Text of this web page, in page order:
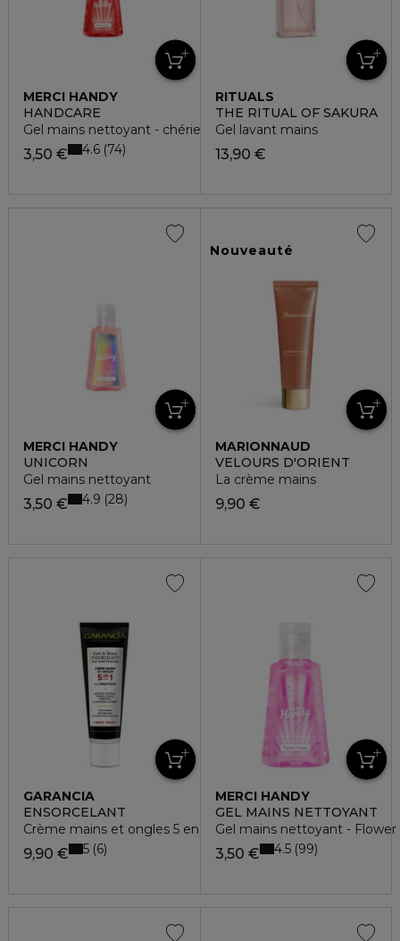
MERCI HANDY
HANDCARE
Gel mains nettoyant - chérie cherry
3,50 € 4.6 74
RITUALS
THE RITUAL OF SAKURA
Gel lavant mains
13,90 €
MERCI HANDY
UNICORN
Gel mains nettoyant
3,50 € 4.9 28
Nouveauté
MARIONNAUD
VELOURS D'ORIENT
La crème mains
9,90 €
GARANCIA
ENSORCELANT
Crème mains et ongles 5 en 1
9,90 € 5 6
MERCI HANDY
GEL MAINS NETTOYANT
Gel mains nettoyant - Flower
3,50 € 4.5 99